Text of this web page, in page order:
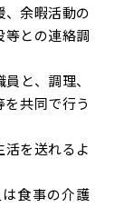
、余暇活動の
との連絡調
と、調理、
共同で行う
を送れるよ
食事の介護